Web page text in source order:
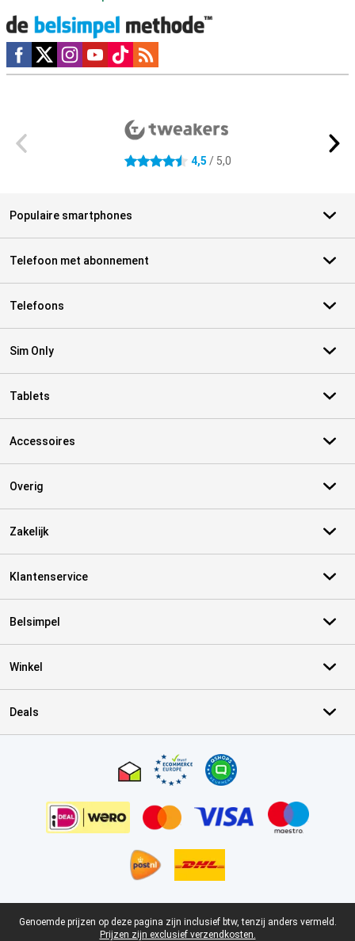
Social media
4.5 sterren 4,5 / 5,0
Populaire smartphones
Telefoon met abonnement
Telefoons
Sim Only
Tablets
Accessoires
Overig
Zakelijk
Klantenservice
Belsimpel
Winkel
Deals
Juridische voettekst
Genoemde prijzen op deze pagina zijn inclusief btw, tenzij anders vermeld.
Prijzen zijn exclusief verzendkosten.